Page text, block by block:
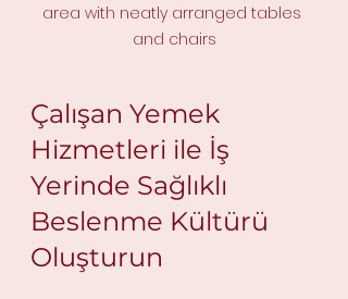
area with neatly arranged tables
and chairs
Çalışan Yemek
Hizmetleri ile İş
Yerinde Sağlıklı
Beslenme Kültürü
Oluşturun